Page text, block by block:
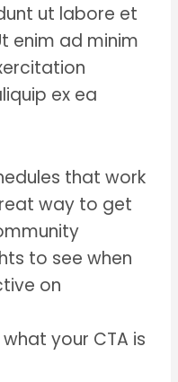
ut labore et
enim ad minim
ex ea
that work
way to get
to see when
on
your CTA is